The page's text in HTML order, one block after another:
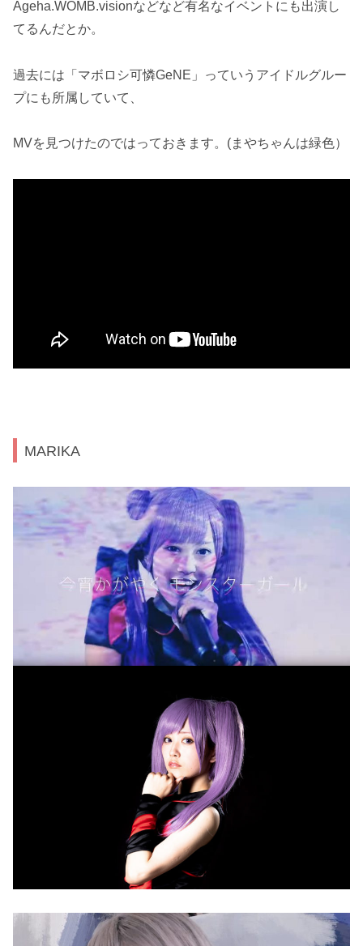
Ageha.WOMB.visionなどなど有名なイベントにも出演し
てるんだとか。
過去には「マボロシ可憐GeNE」っていうアイドルグルー
プにも所属していて、
MVを見つけたのではっておきます。(まやちゃんは緑色）
MARIKA